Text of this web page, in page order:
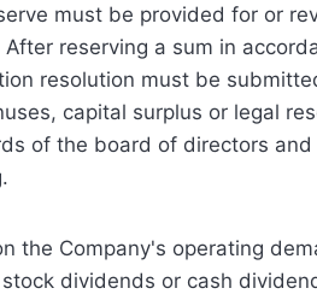
must be provided for or
After reserving a sum in
resolution must be
capital surplus or legal
of the board of directors
the Company's operating
dividends or cash